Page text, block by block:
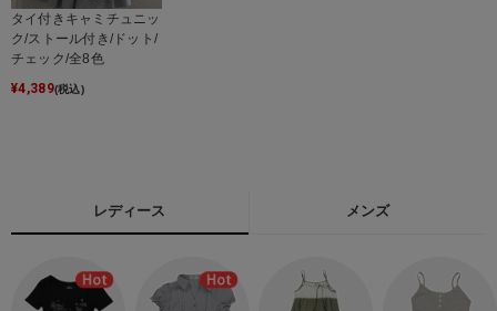
タイ付きキャミチュニッ
ク/ストール付き/ドット/
チェック/全8色
¥4,389(税込)
レディース メンズ